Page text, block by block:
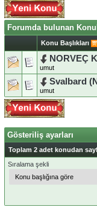
Forumda bulunan
Konu Başlıkları
NORVEÇ
umut
Svalbard
umut
Gösteriliş ayarları
Toplam 2 adet konudan
Sıralama şekli